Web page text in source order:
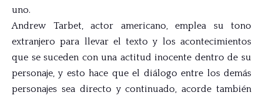
uno.
Andrew Tarbet, actor americano, emplea su tono
extranjero para llevar el texto y los acontecimientos
que se suceden con una actitud inocente dentro de su
personaje, y esto hace que el diálogo entre los demás
personajes sea directo y continuado, acorde también